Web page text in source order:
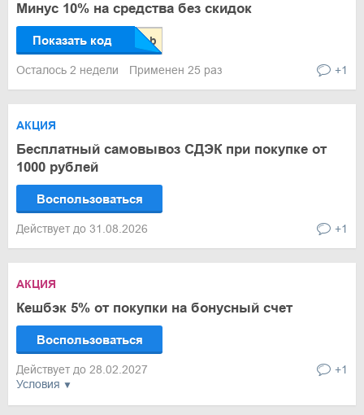
Минус 10% на средства без скидок
Показать код
Осталось 2 недели Применен 25 раз +1
АКЦИЯ
Бесплатный самовывоз СДЭК при покупке от
1000 рублей
Воспользоваться
Действует до 31.08.2026 +1
Условия
АКЦИЯ
Кешбэк 5% от покупки на бонусный счет
Воспользоваться
Действует до 28.02.2027 +1